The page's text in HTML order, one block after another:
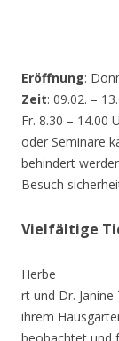
Eröffnung:
Zeit: 09.02. –
Fr. 8.30 – 14.00
oder Seminare
behindert
Besuch
Vielfältige
Herbe
rt und Dr.
ihrem